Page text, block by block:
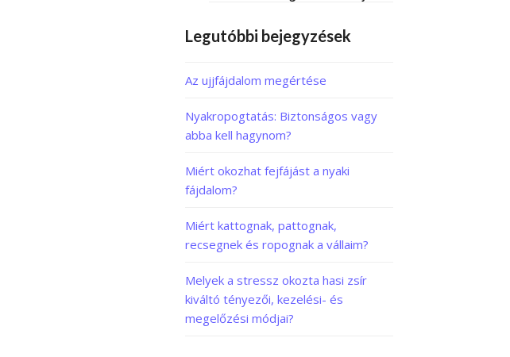
Legutóbbi bejegyzések
Az ujjfájdalom megértése
Nyakropogtatás: Biztonságos vagy
abba kell hagynom?
Miért okozhat fejfájást a nyaki
fájdalom?
Miért kattognak, pattognak,
recsegnek és ropognak a vállaim?
Melyek a stressz okozta hasi zsír
kiváltó tényezői, kezelési- és
megelőzési módjai?